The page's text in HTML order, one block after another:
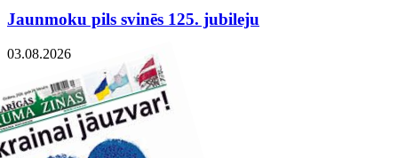
Jaunmoku pils svinēs 125. jubileju
03.08.2026